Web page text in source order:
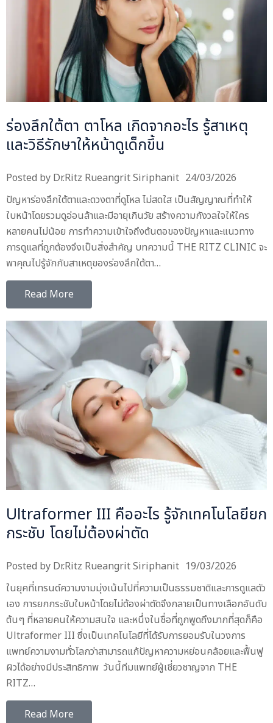
ร่องลึกใต้ตา ตาโหล เกิดจากอะไร รู้สาเหตุ
และวิธีรักษาให้หน้าดูเด็กขึ้น
Posted by Dr.Ritz Rueangrit Siriphanit 24/03/2026
ปัญหาร่องลึกใต้ตาและดวงตาที่ดูโหล ไม่สดใส เป็นสัญญาณที่ทำให้
ใบหน้าโดยรวมดูอ่อนล้าและมีอายุเกินวัย สร้างความกังวลใจให้ใคร
หลายคนไม่น้อย การทำความเข้าใจถึงต้นตอของปัญหาและแนวทาง
การดูแลที่ถูกต้องจึงเป็นสิ่งสำคัญ บทความนี้ THE RITZ CLINIC จะ
พาคุณไปรู้จักกับสาเหตุของร่องลึกใต้ตา…
Read More
Ultraformer III คืออะไร รู้จักเทคโนโลยียก
กระชับ โดยไม่ต้องผ่าตัด
Posted by Dr.Ritz Rueangrit Siriphanit 19/03/2026
ในยุคที่เทรนด์ความงามมุ่งเน้นไปที่ความเป็นธรรมชาติและการดูแลตัว
เอง การยกกระชับใบหน้าโดยไม่ต้องผ่าตัดจึงกลายเป็นทางเลือกอันดับ
ต้นๆ ที่หลายคนให้ความสนใจ และหนึ่งในชื่อที่ถูกพูดถึงมากที่สุดก็คือ
Ultraformer III ซึ่งเป็นเทคโนโลยีที่ได้รับการยอมรับในวงการ
แพทย์ความงามทั่วโลกว่าสามารถแก้ปัญหาความหย่อนคล้อยและฟื้นฟู
ผิวได้อย่างมีประสิทธิภาพ วันนี้ทีมแพทย์ผู้เชี่ยวชาญจาก THE
RITZ…
Read More